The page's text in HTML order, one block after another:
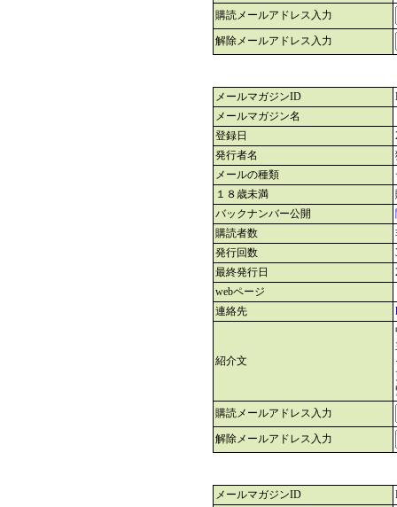
購読メールアドレス入力
解除メールアドレス入力
メールマガジンID
メールマガジン名
登録日
発行者名
メールの種類
１８歳未満
バックナンバー公開
購読者数
発行回数
最終発行日
webページ
連絡先
紹介文
購読メールアドレス入力
解除メールアドレス入力
メールマガジンID